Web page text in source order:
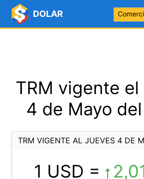
DOLAR
TRM vigente el
4 de Mayo
TRM VIGENTE AL JUEVES 4 DE
1 USD =